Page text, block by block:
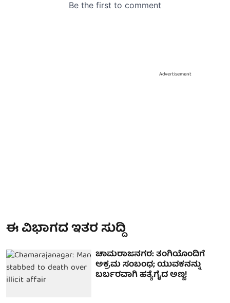
Advertisement
ಈ ವಿಭಾಗದ ಇತರ ಸುದ್ದಿ
ಚಾಮರಾಜನಗರ: ತಂಗಿಯೊಂದಿಗೆ
ಅಕ್ರಮ ಸಂಬಂಧ; ಯುವಕನನ್ನು
ಬರ್ಬರವಾಗಿ ಹತ್ಯೆಗೈದ ಅಣ್ಣ!